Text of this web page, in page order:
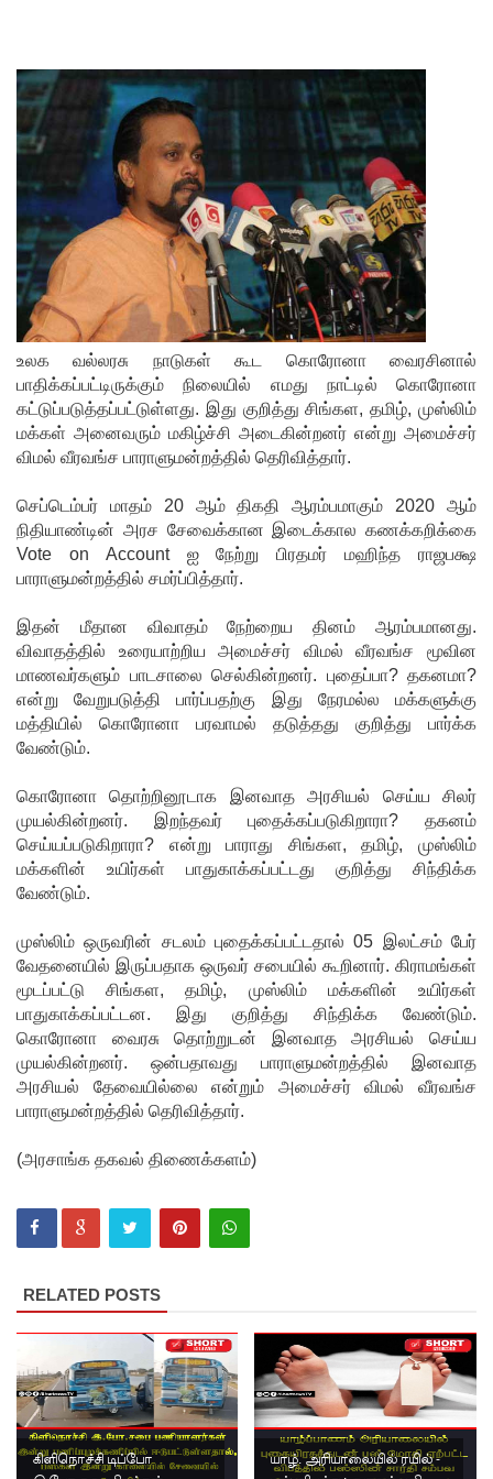
ன்ற
உறுப்பின
ர்களின்
சம்பளம்
உயர்த்தப்
படவில்
லை:
எரிபொரு
ள்
கொடுப்ப
னவே
திருத்தப்ப
ட்டது!
22ஆவது
மைப்புத்
திருத்தத்தி
ற்கு
எதிராக
வீதியில்
இறங்கத்
தயாராகும்
சட்டத்தர
ணிகள்!
ஷானி
அபேசேக
ர, பிரதிக்
காவல்து
அதிபராக
தரமுயர்வு!
குருவிட்ட
சிறைச்சா
லைகளின்
நிலைமை
உலக வல்லரசு நாடுகள் கூட கொரோனா வைரசினால்
பாதிக்கப்பட்டிருக்கும் நிலையில் எமது நாட்டில் கொரோனா
கட்டுப்படுத்தப்பட்டுள்ளது. இது குறித்து சிங்கள, தமிழ், முஸ்லிம்
மக்கள் அனைவரும் மகிழ்ச்சி அடைகின்றனர் என்று அமைச்சர்
விமல் வீரவங்ச பாராளுமன்றத்தில் தெரிவித்தார்.
செப்டெம்பர் மாதம் 20 ஆம் திகதி ஆரம்பமாகும் 2020 ஆம்
நிதியாண்டின் அரச சேவைக்கான இடைக்கால கணக்கறிக்கை
Vote on Account ஐ நேற்று பிரதமர் மஹிந்த ராஜபக்ஷ
பாராளுமன்றத்தில் சமர்ப்பித்தார்.
இதன் மீதான விவாதம் நேற்றைய தினம் ஆரம்பமானது.
விவாதத்தில் உரையாற்றிய அமைச்சர் விமல் வீரவங்ச மூவின
மாணவர்களும் பாடசாலை செல்கின்றனர். புதைப்பா? தகனமா?
என்று வேறுபடுத்தி பார்ப்பதற்கு இது நேரமல்ல மக்களுக்கு
மத்தியில் கொரோனா பரவாமல் தடுத்தது குறித்து பார்க்க
வேண்டும்.
கொரோனா தொற்றினூடாக இனவாத அரசியல் செய்ய சிலர்
முயல்கின்றனர். இறந்தவர் புதைக்கப்படுகிறாரா? தகனம்
செய்யப்படுகிறாரா? என்று பாராது சிங்கள, தமிழ், முஸ்லிம்
மக்களின் உயிர்கள் பாதுகாக்கப்பட்டது குறித்து சிந்திக்க
வேண்டும்.
முஸ்லிம் ஒருவரின் சடலம் புதைக்கப்பட்டதால் 05 இலட்சம் பேர்
வேதனையில் இருப்பதாக ஒருவர் சபையில் கூறினார். கிராமங்கள்
மூடப்பட்டு சிங்கள, தமிழ், முஸ்லிம் மக்களின் உயிர்கள்
பாதுகாக்கப்பட்டன. இது குறித்து சிந்திக்க வேண்டும்.
கொரோனா வைரசு தொற்றுடன் இனவாத அரசியல் செய்ய
முயல்கின்றனர். ஒன்பதாவது பாராளுமன்றத்தில் இனவாத
அரசியல் தேவையில்லை என்றும் அமைச்சர் விமல் வீரவங்ச
பாராளுமன்றத்தில் தெரிவித்தார்.
(அரசாங்க தகவல் திணைக்களம்)
RELATED POSTS
கிளிநொச்சி டிப்போ
யாழ். அரியாலையில் ரயில் -